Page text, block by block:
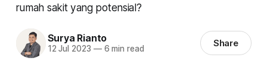
rumah sakit yang potensial?
Surya Rianto
12 Jul 2023 —6 min read Share